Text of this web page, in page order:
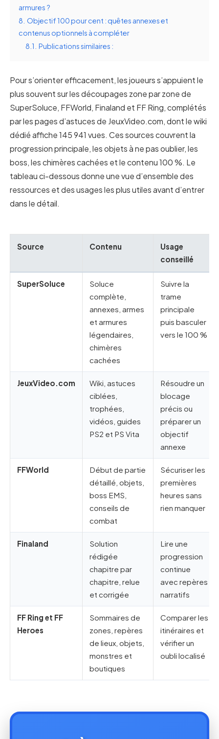
armures ?
8. Objectif 100 pour cent : quêtes annexes et
contenus optionnels à compléter
8.1. Publications similaires :
Pour s’orienter efficacement, les joueurs s’appuient le
plus souvent sur les découpages zone par zone de
SuperSoluce, FFWorld, Finaland et FF Ring, complétés
par les pages d’astuces de JeuxVideo.com, dont le wiki
dédié affiche 145 941 vues. Ces sources couvrent la
progression principale, les objets à ne pas oublier, les
boss, les chimères cachées et le contenu 100 %. Le
tableau ci-dessous donne une vue d’ensemble des
ressources et des usages les plus utiles avant d’entrer
dans le détail.
Source Contenu
Usage
conseillé
SuperSoluce
Soluce
complète,
annexes, armes
et armures
légendaires,
chimères
cachées
Suivre la
trame
principale
puis basculer
vers le 100 %
JeuxVideo.com
Wiki, astuces
ciblées,
trophées,
vidéos, guides
PS2 et PS Vita
Résoudre un
blocage
précis ou
préparer un
objectif
annexe
FFWorld
Début de partie
détaillé, objets,
boss EMS,
conseils de
combat
Sécuriser les
premières
heures sans
rien manquer
Finaland
Solution
rédigée
chapitre par
chapitre, relue
et corrigée
Lire une
progression
continue
avec repères
narratifs
FF Ring et FF
Heroes
Sommaires de
zones, repères
de lieux, objets,
monstres et
boutiques
Comparer les
itinéraires et
vérifier un
oubli localisé